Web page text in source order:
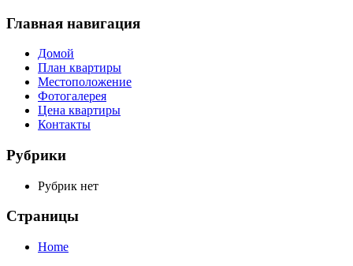
Главная навигация
Домой
План квартиры
Местоположение
Фотогалерея
Цена квартиры
Контакты
Рубрики
Рубрик нет
Страницы
Home